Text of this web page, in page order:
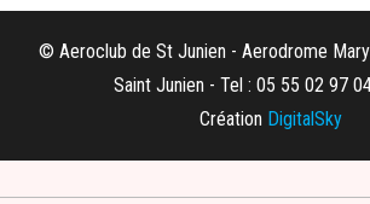
© Aeroclub de St Junien - Aerodrome
Saint Junien - Tel : 05 55 02 97
Création DigitalSky